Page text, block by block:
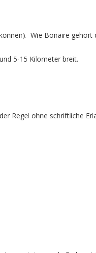
Wie Bonaire gehört
5-15 Kilometer breit.
Regel ohne schriftliche